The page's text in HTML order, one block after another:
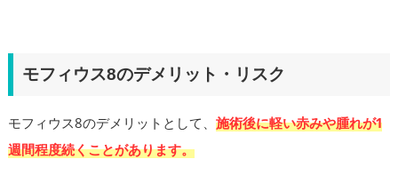
モフィウス8のデメリット・リスク
モフィウス8のデメリットとして、 施術後に軽い赤みや腫れが1
週間程度続くことがあります。